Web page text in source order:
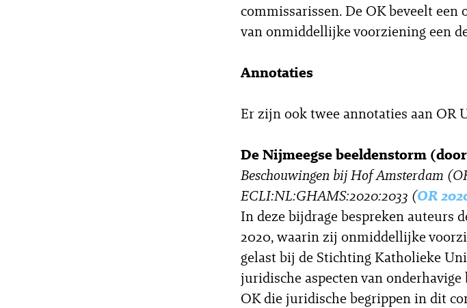
commissarissen. De OK beveelt
van onmiddellijke voorziening een
Annotaties
Er zijn ook twee annotaties aan OR
De Nijmeegse beeldenstorm
Beschouwingen bij Hof Amsterdam
ECLI:NL:GHAMS:2020:2033 (OR
In deze bijdrage bespreken auteurs
2020, waarin zij onmiddellijke
gelast bij de Stichting Katholieke
juridische aspecten van
OK die juridische begrippen in dit